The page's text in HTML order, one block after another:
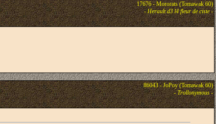
17676 - Mororats (Tomawak 60)
-Herault d3 l4 fleur de ciste-
86043 - JoPoy (Tomawak 60)
-Trollonymous-